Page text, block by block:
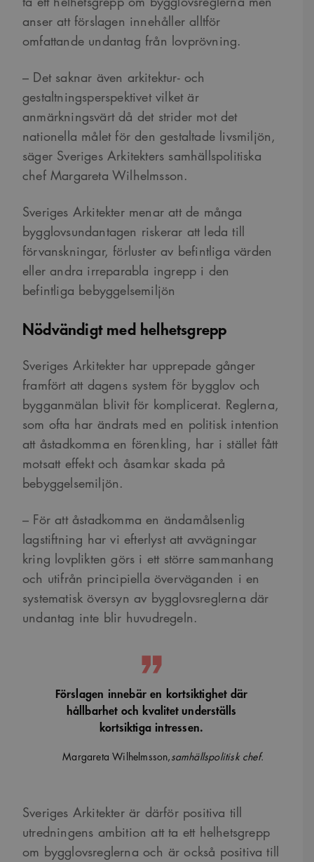
anser att förslagen innehåller alltför
omfattande undantag från lovprövning.
– Det saknar även arkitektur- och
gestaltningsperspektivet vilket är
anmärkningsvärt då det strider mot det
nationella målet för den gestaltade livsmiljön,
säger Sveriges Arkitekters samhällspolitiska
chef Margareta Wilhelmsson.
Sveriges Arkitekter menar att de många
bygglovsundantagen riskerar att leda till
förvanskningar, förluster av befintliga värden
eller andra irreparabla ingrepp i den
befintliga bebyggelsemiljön
Nödvändigt med helhetsgrepp
Sveriges Arkitekter har upprepade gånger
framfört att dagens system för bygglov och
bygganmälan blivit för komplicerat. Reglerna,
som ofta har ändrats med en politisk intention
att åstadkomma en förenkling, har i stället fått
motsatt effekt och åsamkar skada på
bebyggelsemiljön.
– För att åstadkomma en ändamålsenlig
lagstiftning har vi efterlyst att avvägningar
kring lovplikten görs i ett större sammanhang
och utifrån principiella överväganden i en
systematisk översyn av bygglovsreglerna där
undantag inte blir huvudregeln.
Förslagen innebär en kortsiktighet där
hållbarhet och kvalitet underställs
kortsiktiga intressen.
Margareta Wilhelmsson,samhällspolitisk chef.
Sveriges Arkitekter är därför positiva till
utredningens ambition att ta ett helhetsgrepp
om bygglovsreglerna och är också positiva till